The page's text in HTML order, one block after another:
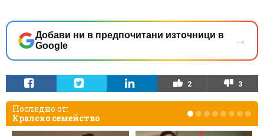
Добави ни в предпочитани източници в
Google
→
2 3
Последно от:
Кралско семейство